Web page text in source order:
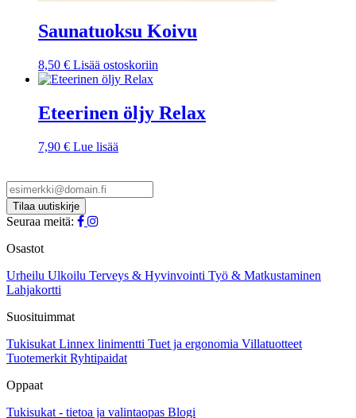
Saunatuoksu Koivu
8,50 € Lisää ostoskoriin
Eteerinen öljy Relax
7,90 € Lue lisää
Seuraa meitä:
Osastot
Urheilu Ulkoilu Terveys & Hyvinvointi Työ & Matkustaminen
Lahjakortti
Suosituimmat
Tukisukat Linnex linimentti Tuet ja ergonomia Villatuotteet
Tuotemerkit Ryhtipaidat
Oppaat
Tukisukat - tietoa ja valintaopas Blogi